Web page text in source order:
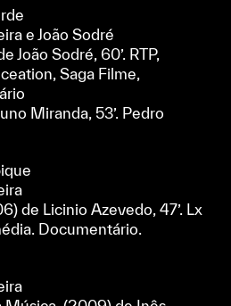
e João Sodré
João Sodré, 60’. RTP,
Saga Filme,
Miranda, 53’. Pedro
de Licinio Azevedo, 47’. Lx
Documentário.